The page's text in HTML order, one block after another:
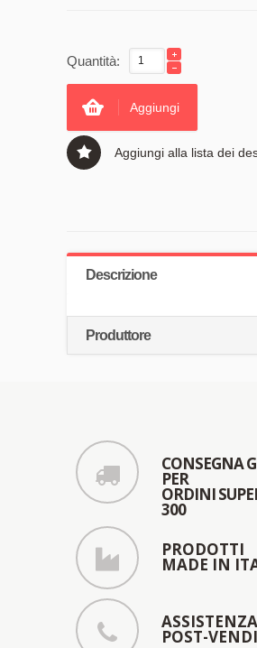
Quantità:
Aggiungi
Aggiungi alla lista dei
Descrizione
Produttore
CONSEGNA
PER
ORDINI
300
PRODOTTI
MADE IN
POST-